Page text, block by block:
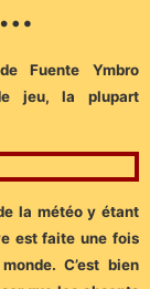
Fuente Ymbro
jeu, la plupart
la météo y étant
est faite une fois
C’est bien